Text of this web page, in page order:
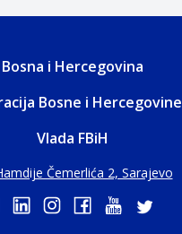
Bosna i Hercegovina
Bosne i Hercegovine
Vlada FBiH
Čemerlića 2, Sarajevo